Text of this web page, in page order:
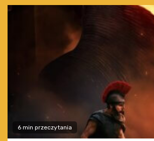
6 min przeczytania